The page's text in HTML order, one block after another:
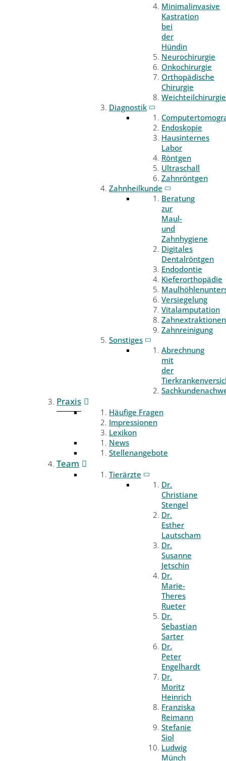
Minimalinvasive
Kastration
bei
der
Hündin
Neurochirurgie
Onkochirurgie
Orthopädische
Chirurgie
Weichteilchirurgie
Diagnostik
Endoskopie
Hausinternes
Labor
Röntgen
Ultraschall
Zahnröntgen
Zahnheilkunde
Beratung
zur
Maul-
und
Zahnhygiene
Digitales
Dentalröntgen
Endodontie
Kieferorthopädie
Versiegelung
Vitalamputation
Zahnextraktionen
Zahnreinigung
Sonstiges
Abrechnung
mit
der
Praxis
Häufige Fragen
Impressionen
Lexikon
News
Stellenangebote
Team
Tierärzte
Dr.
Christiane
Stengel
Dr.
Esther
Lautscham
Dr.
Susanne
Jetschin
Dr.
Marie-
Theres
Rueter
Dr.
Sebastian
Sarter
Dr.
Peter
Engelhardt
Dr.
Moritz
Heinrich
Franziska
Reimann
Stefanie
Siol
Ludwig
Münch